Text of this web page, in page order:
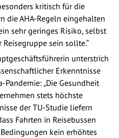
kritisch für die
die AHA-Regeln eingehalten
sehr geringes Risiko, selbst
sein sollte.“
unterstrich
Erkenntnisse
„Die Gesundheit
stets höchste
der TU-Studie liefern
Fahrten in Reisebussen
kein erhöhtes